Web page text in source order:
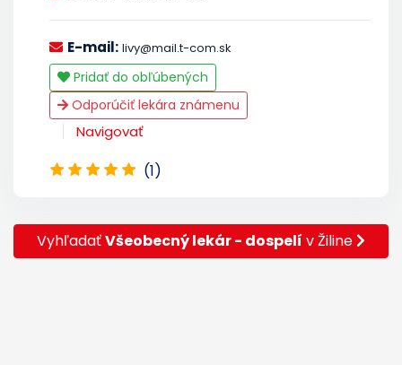
E-mail: livy@mail.t-com.sk
Pridať do obľúbených
Odporúčiť lekára známenu
Navigovať
(1)
VyhľadaťVšeobecný lekár - dospelí v Žiline